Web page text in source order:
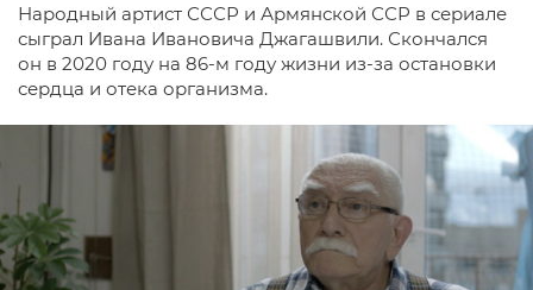
Народный артист СССР и Армянской ССР в сериале
сыграл Ивана Ивановича Джагашвили. Скончался
он в 2020 году на 86-м году жизни из-за остановки
сердца и отека организма.